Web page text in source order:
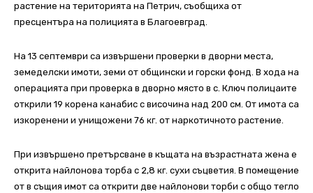
растение на територията на Петрич, съобщиха от
пресцентъра на полицията в Благоевград.
На 13 септември са извършени проверки в дворни места,
земеделски имоти, земи от общински и горски фонд. В хода на
операцията при проверка в дворно място в с. Ключ полицаите
открили 19 корена канабис с височина над 200 см. От имота са
изкоренени и унищожени 76 кг. от наркотичното растение.
При извършено претърсване в къщата на възрастната жена е
открита найлонова торба с 2,8 кг. сухи съцветия. В помещение
от в същия имот са открити две найлонови торби с общо тегло